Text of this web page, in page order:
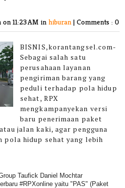
on 11:23 AM in hiburan | Comments : 0
BISNIS,korantangsel.com-
Sebagai salah satu
perusahaan layanan
pengiriman barang yang
peduli terhadap pola hidup
sehat, RPX
mengkampanyekan versi
baru penerimaan paket
jalan kaki, agar pengguna
pola hidup sehat yang lebih
Taufick Daniel Mochtar
#RPXonline yaitu "PAS" (Paket